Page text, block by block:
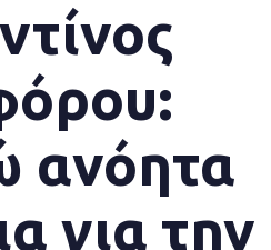
ανόητα
για την